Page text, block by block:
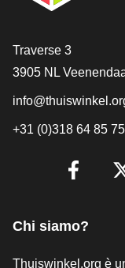
Traverse 3
3905 NL
+31 (0)318 64 85 75
Chi siamo?
Thuiswinkel.org è